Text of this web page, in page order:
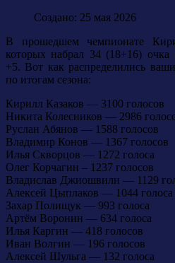
Создано: 25 мая 2026
В прошедшем чемпионате
которых набрал 34 (18+16) очка
+5. Вот как распределились
по итогам сезона:
Кирилл Казаков — 3100 голосов
Никита Колесников — 2986
Руслан Абянов — 1588 голосов
Владимир Конов — 1367 голосов
Илья Скворцов — 1272 голоса
Олег Корчагин – 1237 голосов
Владислав Джиошвили — 1129
Алексей Цыплаков — 1044 голоса
Захар Полищук — 993 голоса
Артём Воронин — 634 голоса
Илья Каргин — 418 голосов
Иван Волгин — 196 голосов
Алексей Шульга — 132 голоса